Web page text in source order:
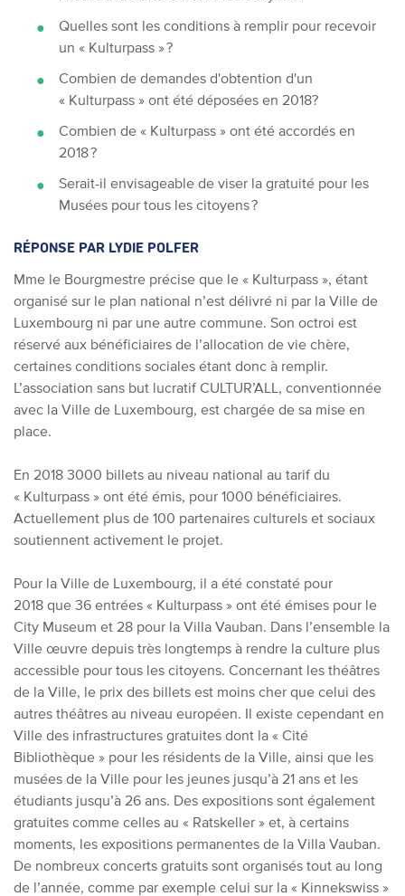
Quelles sont les conditions à remplir pour recevoir
un « Kulturpass » ?
Combien de demandes d'obtention d'un
« Kulturpass » ont été déposées en 2018?
Combien de « Kulturpass » ont été accordés en
2018 ?
Serait-il envisageable de viser la gratuité pour les
Musées pour tous les citoyens ?
RÉPONSE PAR LYDIE POLFER
Mme le Bourgmestre précise que le « Kulturpass », étant
organisé sur le plan national n’est délivré ni par la Ville de
Luxembourg ni par une autre commune. Son octroi est
réservé aux bénéficiaires de l’allocation de vie chère,
certaines conditions sociales étant donc à remplir.
L’association sans but lucratif CULTUR’ALL, conventionnée
avec la Ville de Luxembourg, est chargée de sa mise en
place.
En 2018 3000 billets au niveau national au tarif du
« Kulturpass » ont été émis, pour 1000 bénéficiaires.
Actuellement plus de 100 partenaires culturels et sociaux
soutiennent activement le projet.
Pour la Ville de Luxembourg, il a été constaté pour
2018 que 36 entrées « Kulturpass » ont été émises pour le
City Museum et 28 pour la Villa Vauban. Dans l’ensemble la
Ville œuvre depuis très longtemps à rendre la culture plus
accessible pour tous les citoyens. Concernant les théâtres
de la Ville, le prix des billets est moins cher que celui des
autres théâtres au niveau européen. Il existe cependant en
Ville des infrastructures gratuites dont la « Cité
Bibliothèque » pour les résidents de la Ville, ainsi que les
musées de la Ville pour les jeunes jusqu’à 21 ans et les
étudiants jusqu’à 26 ans. Des expositions sont également
gratuites comme celles au « Ratskeller » et, à certains
moments, les expositions permanentes de la Villa Vauban.
De nombreux concerts gratuits sont organisés tout au long
de l’année, comme par exemple celui sur la « Kinnekswiss »